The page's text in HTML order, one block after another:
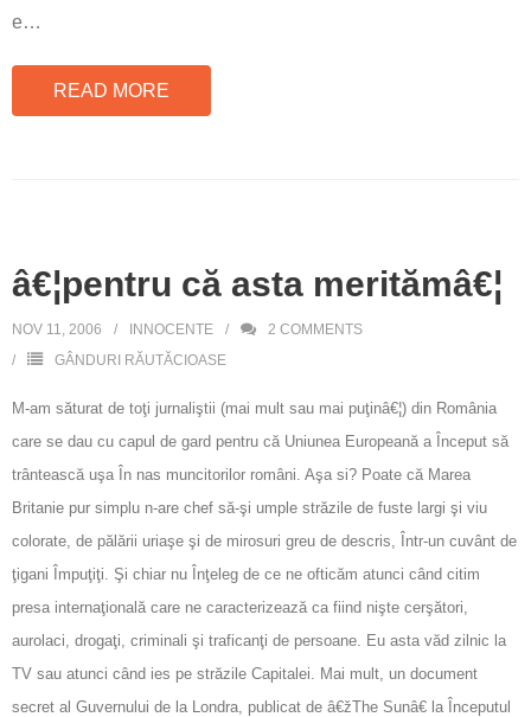
e…
READ MORE
â€¦pentru că asta meritămâ€¦
NOV 11, 2006 INNOCENTE 2 COMMENTS
GÂNDURI RĂUTĂCIOASE
M-am săturat de toţi jurnaliştii (mai mult sau mai puţinâ€¦) din România
care se dau cu capul de gard pentru că Uniunea Europeană a Început să
trântească uşa În nas muncitorilor români. Aşa si? Poate că Marea
Britanie pur simplu n-are chef să-şi umple străzile de fuste largi şi viu
colorate, de pălării uriaşe şi de mirosuri greu de descris, Într-un cuvânt de
ţigani Împuţiţi. Şi chiar nu Înţeleg de ce ne ofticăm atunci când citim
presa internaţională care ne caracterizează ca fiind nişte cerşători,
aurolaci, drogaţi, criminali şi traficanţi de persoane. Eu asta văd zilnic la
TV sau atunci când ies pe străzile Capitalei. Mai mult, un document
secret al Guvernului de la Londra, publicat de â€žThe Sunâ€ la Începutul